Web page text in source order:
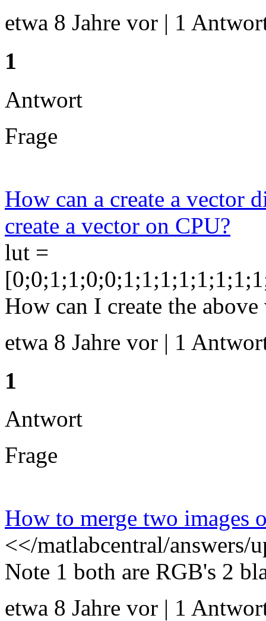
etwa 8 Jahre vor | 1
1
Antwort
Frage
How can a create a vector
create a vector on CPU?
lut =
How can I create the
etwa 8 Jahre vor | 1
1
Antwort
Frage
How to merge two images
<</matlabcentral/
Note 1 both are RGB's 2
etwa 8 Jahre vor | 1